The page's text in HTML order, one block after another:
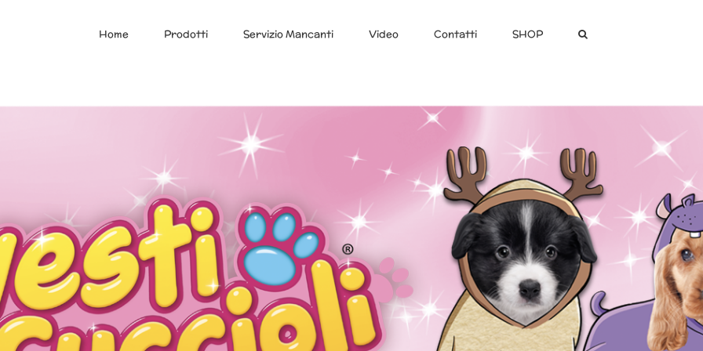
Home Prodotti Servizio Mancanti Video Contatti SHOP